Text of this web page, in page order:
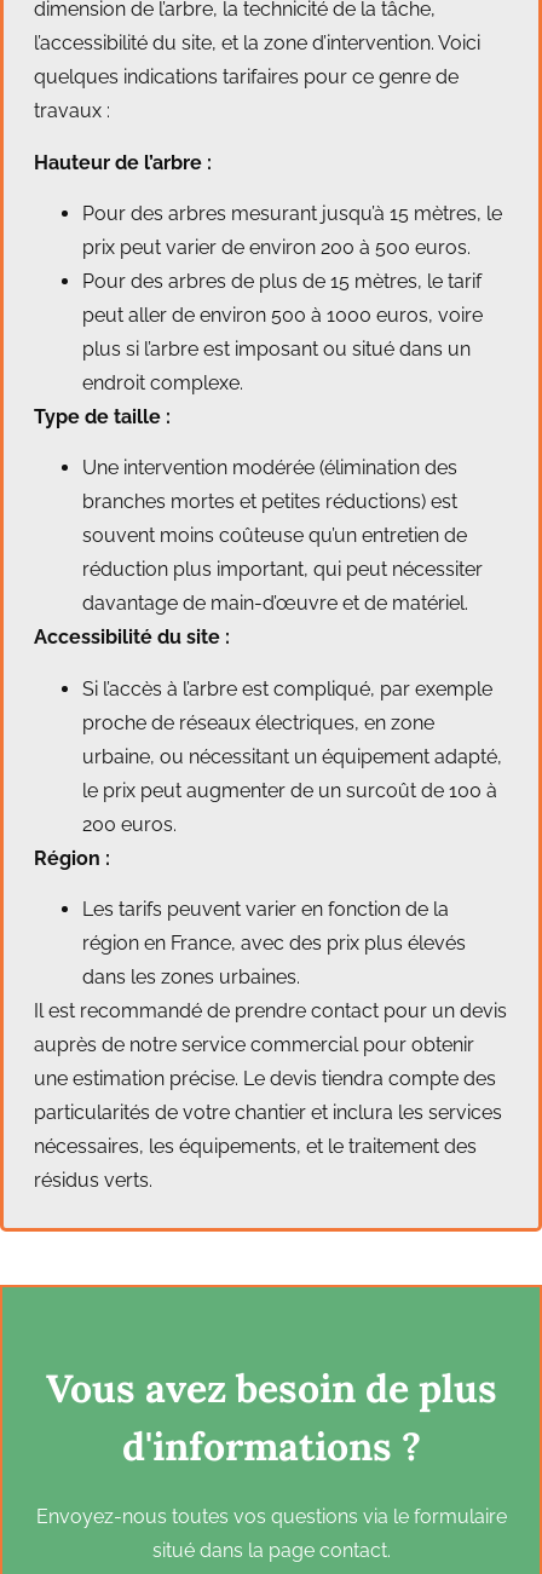
dimension de l’arbre, la technicité de la tâche,
l’accessibilité du site, et la zone d’intervention. Voici
quelques indications tarifaires pour ce genre de
travaux :
Hauteur de l’arbre :
Pour des arbres mesurant jusqu’à 15 mètres, le
prix peut varier de environ 200 à 500 euros.
Pour des arbres de plus de 15 mètres, le tarif
peut aller de environ 500 à 1000 euros, voire
plus si l’arbre est imposant ou situé dans un
endroit complexe.
Type de taille :
Une intervention modérée (élimination des
branches mortes et petites réductions) est
souvent moins coûteuse qu’un entretien de
réduction plus important, qui peut nécessiter
davantage de main-d’œuvre et de matériel.
Accessibilité du site :
Si l’accès à l’arbre est compliqué, par exemple
proche de réseaux électriques, en zone
urbaine, ou nécessitant un équipement adapté,
le prix peut augmenter de un surcoût de 100 à
200 euros.
Région :
Les tarifs peuvent varier en fonction de la
région en France, avec des prix plus élevés
dans les zones urbaines.
Il est recommandé de prendre contact pour un devis
auprès de notre service commercial pour obtenir
une estimation précise. Le devis tiendra compte des
particularités de votre chantier et inclura les services
nécessaires, les équipements, et le traitement des
résidus verts.
Vous avez besoin de plus
d'informations ?
Envoyez-nous toutes vos questions via le formulaire
situé dans la page contact.